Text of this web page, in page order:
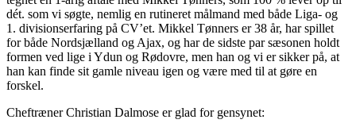
dét. som vi søgte, nemlig en rutineret målmand med både Liga- og
1. divisionserfaring på CV’et. Mikkel Tønners er 38 år, har spillet
for både Nordsjælland og Ajax, og har de sidste par sæsonen holdt
formen ved lige i Ydun og Rødovre, men han og vi er sikker på, at
han kan finde sit gamle niveau igen og være med til at gøre en
forskel.
Cheftræner Christian Dalmose er glad for gensynet: